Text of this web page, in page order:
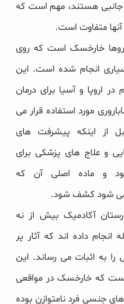
هستند، مهم است که
آنها متفاوت است.
خارخسک است که روی
انجام شده است. این
اروپا و آسیا برای درمان
مورد استفاده قرار می
از اینکه پیشرفت های
و علاج های پزشکی برای
و ماده اصلی آن که
می شود کشف شود.
آکادمیک بیش از نه
داده اند که آثار پر
را به اثبات می رساند. این
که خارخسک در مواقعی
های جنسی فرد نامتوازن بوده